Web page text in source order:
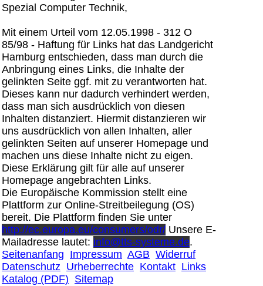
Spezial Computer Technik,
Mit einem Urteil vom 12.05.1998 - 312 O
85/98 - Haftung für Links hat das Landgericht
Hamburg entschieden, dass man durch die
Anbringung eines Links, die Inhalte der
gelinkten Seite ggf. mit zu verantworten hat.
Dieses kann nur dadurch verhindert werden,
dass man sich ausdrücklich von diesen
Inhalten distanziert. Hiermit distanzieren wir
uns ausdrücklich von allen Inhalten, aller
gelinkten Seiten auf unserer Homepage und
machen uns diese Inhalte nicht zu eigen.
Diese Erklärung gilt für alle auf unserer
Homepage angebrachten Links.
Die Europäische Kommission stellt eine
Plattform zur Online-Streitbeilegung (OS)
bereit. Die Plattform finden Sie unter
http://ec.europa.eu/consumers/odr/ Unsere E-
Mailadresse lautet: info@tts-systeme.de.
Seitenanfang Impressum AGB Widerruf
Datenschutz Urheberrechte Kontakt Links
Katalog (PDF) Sitemap